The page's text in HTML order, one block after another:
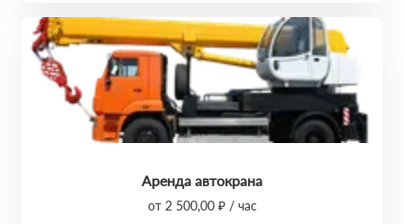
Аренда автокрана
от 2 500,00 ₽ / час